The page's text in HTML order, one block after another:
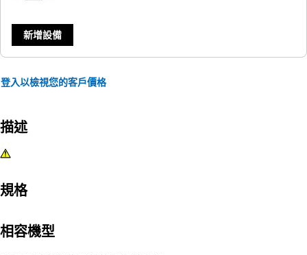
新增設備
登入以檢視您的客戶價格
描述
規格
相容機型